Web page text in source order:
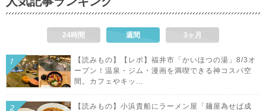
24時間 週間 3ヶ月
【読みもの】【レポ】福井市「かいほつの湯」8/3オ
ープン！温泉・ジム・漫画を満喫できる神コスパ空
間。カフェやキッ...
【読みもの】小浜貴船にラーメン屋「麺屋為せば成